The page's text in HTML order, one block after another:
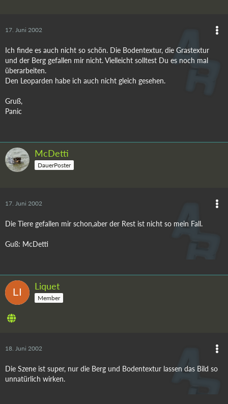
17. Juni 2002
Ich finde es auch nicht so schön. Die Bodentextur, die Grastextur
und der Berg gefallen mir nicht. Vielleicht solltest Du es noch mal
überarbeiten.
Den Leoparden habe ich auch nicht gleich gesehen.
Gruß,
Panic
McDetti
DauerPoster
17. Juni 2002
Die Tiere gefallen mir schon,aber der Rest ist nicht so mein Fall.
Guß: McDetti
Liquet
Member
18. Juni 2002
Die Szene ist super, nur die Berg und Bodentextur lassen das Bild so
unnatürlich wirken.